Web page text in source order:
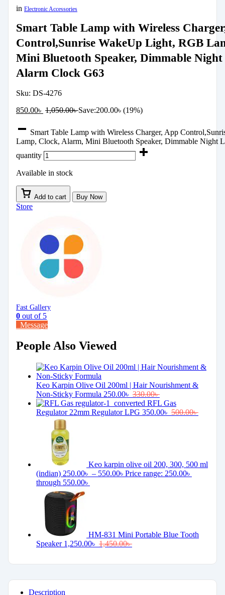
in Electronic Accessories
Smart Table Lamp with Wireless
Control,Sunrise WakeUp Light, RGB
Mini Bluetooth Speaker, Dimmable
Alarm Clock G63
Sku: DS-4276
850.00৳ 1,050.00৳Save:200.00৳ (19%)
Smart Table Lamp with Wireless Charger, App
Lamp, Clock, Alarm, Mini Bluetooth Speaker, Dimmable Night
quantity
Available in stock
Add to cart Buy Now
Store
Fast Gallery
0 out of 5
Message
People Also Viewed
Keo Karpin Olive Oil 200ml | Hair Nourishment &
Non-Sticky Formula 250.00৳ 330.00৳
RFL Gas
Regulator 22mm Regulator LPG 350.00৳ 500.00৳
Keo karpin olive oil 200, 300, 500 ml
(indian) 250.00৳ – 550.00৳ Price range: 250.00৳
through 550.00৳
HM-831 Mini Portable Blue Tooth
Speaker 1,250.00৳ 1,450.00৳
Description